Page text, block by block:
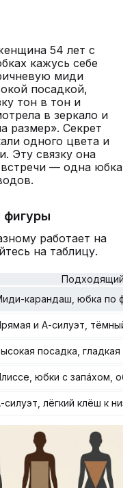
54 лет с
кажусь себе
миди
посадкой,
тон в тон и
в зеркало и
размер». Секрет
одного цвета и
Эту связку она
— одна юбка
фигуры
работает на
на таблицу.
Подходящий
карандаш, юбка по
и А-силуэт, тёмный
посадка, гладкая
юбки с запáхом,
силуэт, лёгкий клёш к низу